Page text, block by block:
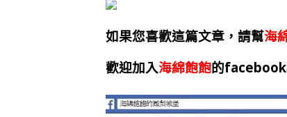
如果您喜歡這篇文章，請幫海
歡迎加入海綿飽飽的facebook